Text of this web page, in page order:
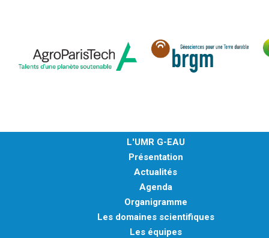
L'UMR G-EAU
Présentation
Actualités
Agenda
Organigramme
Les domaines scientifiques
Les équipes